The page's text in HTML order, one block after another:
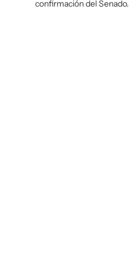
confirmación del Senado.